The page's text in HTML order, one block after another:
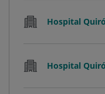
Hospital
Hospital